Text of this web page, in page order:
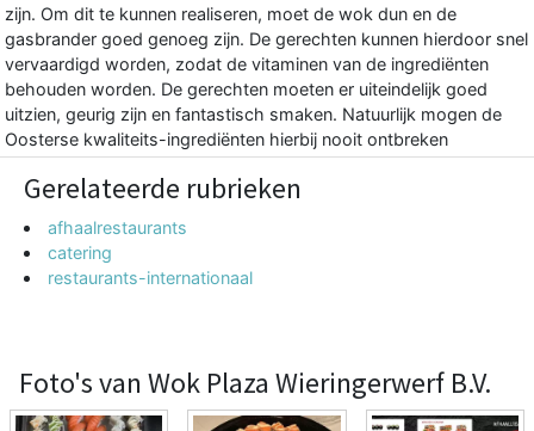
zijn. Om dit te kunnen realiseren, moet de wok dun en de
gasbrander goed genoeg zijn. De gerechten kunnen hierdoor snel
vervaardigd worden, zodat de vitaminen van de ingrediënten
behouden worden. De gerechten moeten er uiteindelijk goed
uitzien, geurig zijn en fantastisch smaken. Natuurlijk mogen de
Oosterse kwaliteits-ingrediënten hierbij nooit ontbreken
Gerelateerde rubrieken
afhaalrestaurants
catering
restaurants-internationaal
Foto's van Wok Plaza Wieringerwerf B.V.